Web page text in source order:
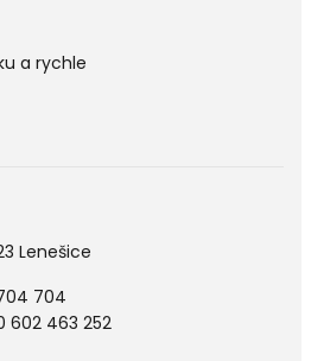
a rychle
Lenešice
704
602 463 252